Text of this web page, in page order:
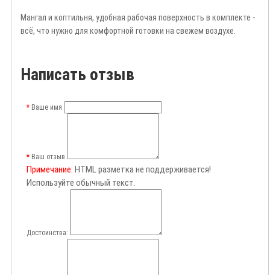
Мангал и коптильня, удобная рабочая поверхность в комплекте -
всё, что нужно для комфортной готовки на свежем воздухе.
Написать отзыв
Ваше имя
Ваш отзыв
Примечание: HTML разметка не поддерживается!
Используйте обычный текст.
Достоинства: